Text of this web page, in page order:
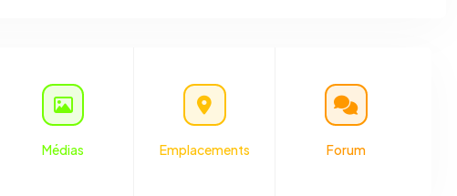
Médias Emplacements Forum